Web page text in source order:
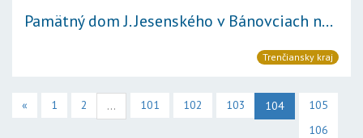
Pamätný dom J. Jesenského v Bánovciach n...
Trenčiansky kraj
« 1 2 ... 101 102 103 104
105
106